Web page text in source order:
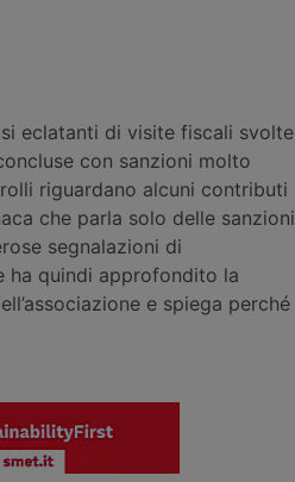
eclatanti di visite fiscali svolte
con sanzioni molto
riguardano alcuni contributi
che parla solo delle sanzioni
segnalazioni di
ha quindi approfondito la
e spiega perché